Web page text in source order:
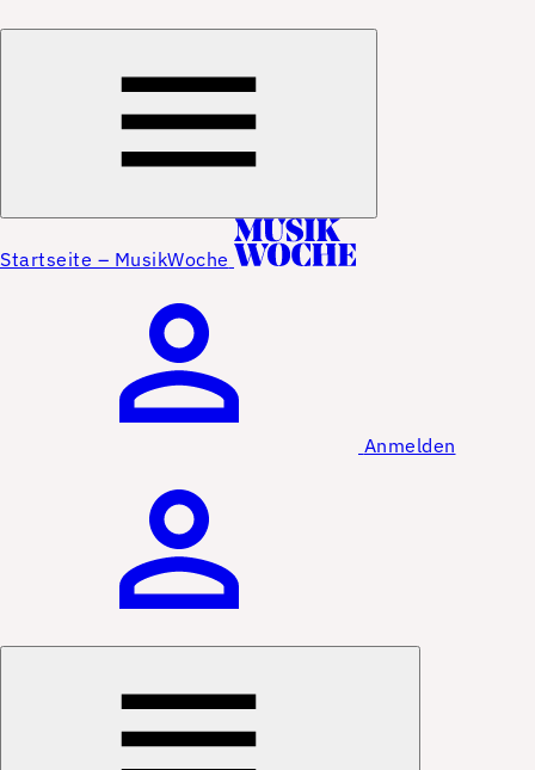
Startseite – MusikWoche
Anmelden